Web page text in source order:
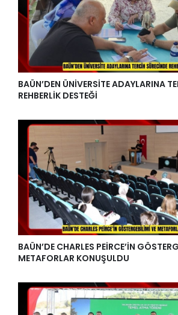
BAÜN’DEN ÜNİVERSİTE ADAYLARINA
REHBERLİK DESTEĞİ
BAÜN’DE CHARLES PEİRCE’İN
METAFORLAR KONUŞULDU